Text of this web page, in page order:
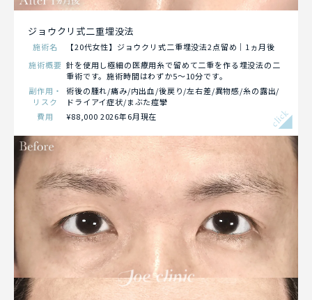
ジョウクリ式二重埋没法
施術名
【20代女性】ジョウクリ式二重埋没法2点留め｜1ヵ月後
施術概要 針を使用し極細の医療用糸で留めて二重を作る埋没法の二
重術です。施術時間はわずか5～10分です。
副作用・
リスク
術後の腫れ/痛み/内出血/後戻り/左右差/異物感/糸の露出/
ドライアイ症状/まぶた痙攣
費用
¥88,000 2026年6月現在 click